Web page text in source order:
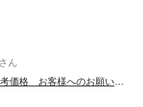
ん
電子ピアノ、エレクトーン専門 表示料金は参考価格 お客様へのお願い必読 回収対応